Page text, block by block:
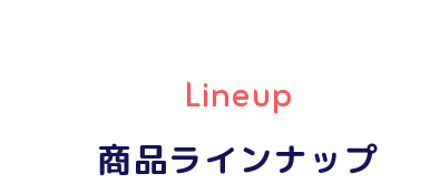
商品ラインナップ